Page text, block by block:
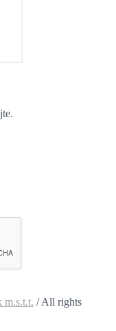
m.s.t.t. / All rights